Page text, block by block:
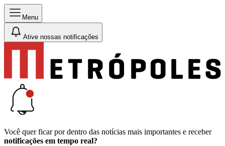
Menu
Ative nossas notificações
Você quer ficar por dentro das notícias mais importantes e receber
notificações em tempo real?